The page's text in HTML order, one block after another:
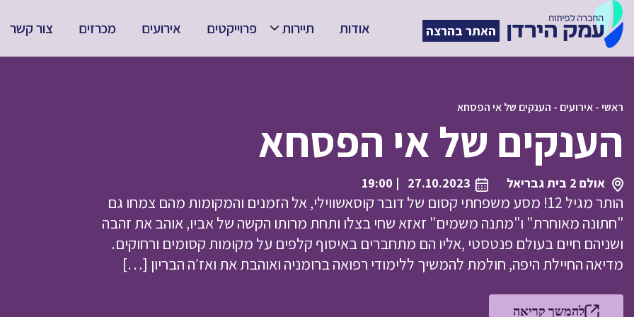
האתר בהרצה אודות תיירות פרוייקטים אירועים מכרזים צור קשר
ראשי-אירועים - הענקים של אי הפסחא
הענקים של אי הפסחא
אולם 2 בית גבריאל 27.10.2023
| 19:00
הותר מגיל 12! מסע משפחתי קסום של דובר קוסאשווילי, אל הזמנים והמקומות מהם צמחו גם
"חתונה מאוחרת" ו"מתנה משמים" זאזא שחי בצלו ותחת מרותו הקשה של אביו, אוהב את זהבה
ושניהם חיים בעולם פנטסטי ,אליו הם מתחברים באיסוף קלפים על מקומות קסומים ורחוקים.
מדיאה החיילת היפה, חולמת להמשיך ללימודי רפואה ברומניה ואוהבת את ואז׳ה הבריון […]
להמשך קריאה